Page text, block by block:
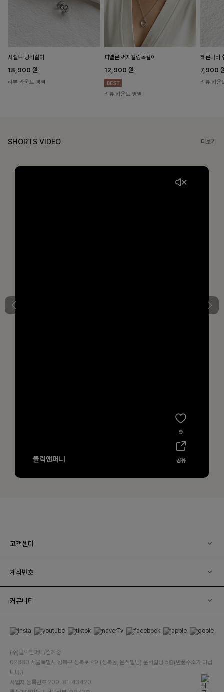
사셀드 링귀걸이
18,900 원
리뷰 카운트 영역
피엘룬 써지컬링목걸이
12,900 원
리뷰 카운트 영역
헤룬나비
7,900
리뷰 카운
SHORTS VIDEO 더보기
고객센터
계좌번호
커뮤니티
(주)클릭앤퍼니/김예중
02880 서울특별시 성북구 성북로 49 (성북동, 운석빌딩) 운석빌딩 5층(반품주소가 아닙
니다.)
사업자 등록번호 209-81-43420